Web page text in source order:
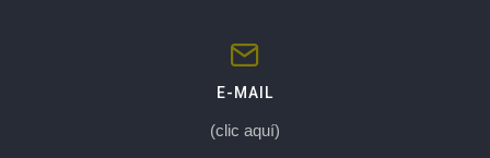
E-MAIL
(clic aquí)